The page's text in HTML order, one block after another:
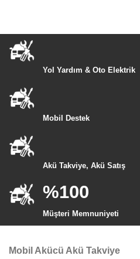
Yol Yardım & Oto Elektrik
Mobil Destek
Akü Takviye, Akü Satış
%100
Müşteri Memnuniyeti
Mobil Akücü Akü Takviye